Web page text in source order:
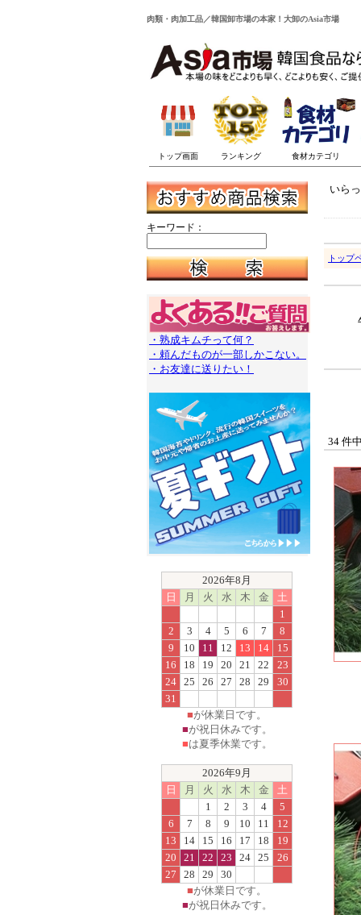
肉類・肉加工品／韓国卸市場の本家！大卸のAsia市場
キーワード：
・熟成キムチって何？
・頼んだものが一部しかこない。
・お友達に送りたい！
2026年8月
日
月 火 水 木 金
土
1
2
3 4 5 6 7
8
9
10 11 12 13 14
15
16
18 19 20 21 22
23
24 25 26 27 28 29
30
31
■が休業日です。
■が祝日休みです。
■は夏季休業です。
2026年9月
日
月 火 水 木 金
土
1
2 3 4
5
6
7 8 9 10 11
12
13
14 15 16 17 18
19
20
21 22 23 24 25
26
27
28 29
30
■が休業日です。
■が祝日休みです。
いら
トップ
34 件